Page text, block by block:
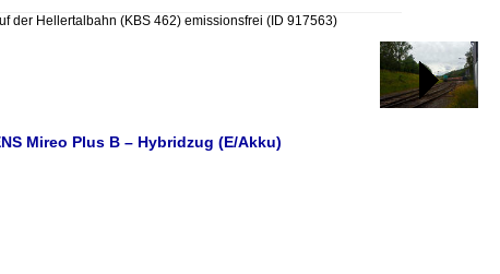
der Hellertalbahn (KBS 462) emissionsfrei (ID 917563)
Mireo Plus B – Hybridzug (E/Akku)